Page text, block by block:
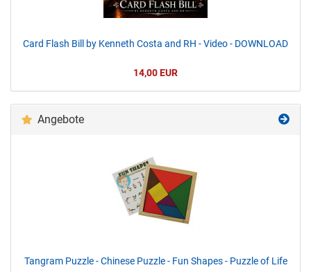
Card Flash Bill by Kenneth Costa and RH - Video - DOWNLOAD
14,00 EUR
Angebote
Tangram Puzzle - Chinese Puzzle - Fun Shapes - Puzzle of Life